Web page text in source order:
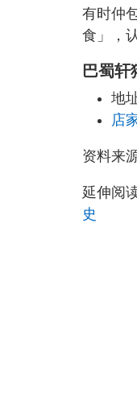
有时仲
食」，
巴蜀轩
地
店
资料来
延伸阅
史